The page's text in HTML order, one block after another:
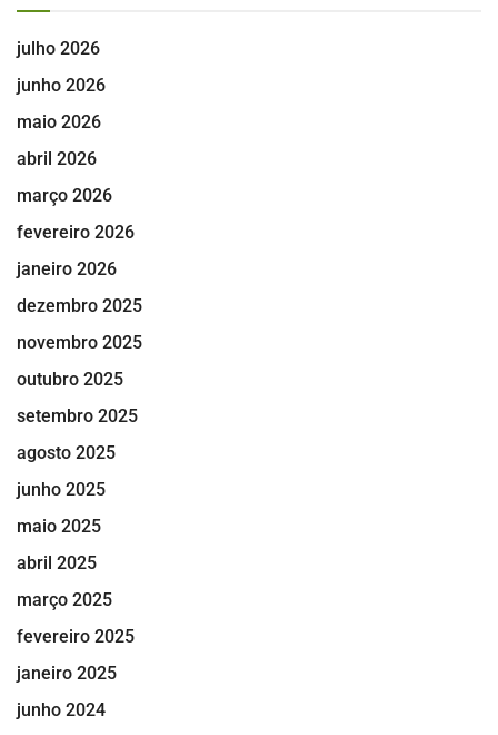
julho 2026
junho 2026
maio 2026
abril 2026
março 2026
fevereiro 2026
janeiro 2026
dezembro 2025
novembro 2025
outubro 2025
setembro 2025
agosto 2025
junho 2025
maio 2025
abril 2025
março 2025
fevereiro 2025
janeiro 2025
junho 2024